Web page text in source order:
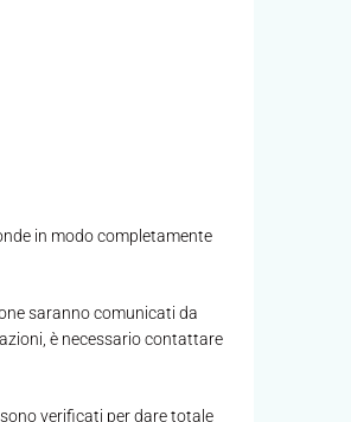
in modo completamente
saranno comunicati da
è necessario contattare
verificati per dare totale